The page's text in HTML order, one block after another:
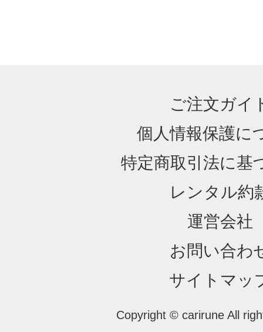
ご注文ガイ
個人情報保護に
特定商取引法に基
レンタル約
運営会社
お問い合わ
サイトマッ
Copyright © carirune All